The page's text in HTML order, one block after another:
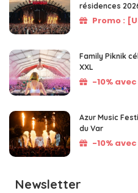
résidences
Promo :
Family Piknik
XXL
-10% avec
Azur Music
du Var
-10% avec
Newsletter